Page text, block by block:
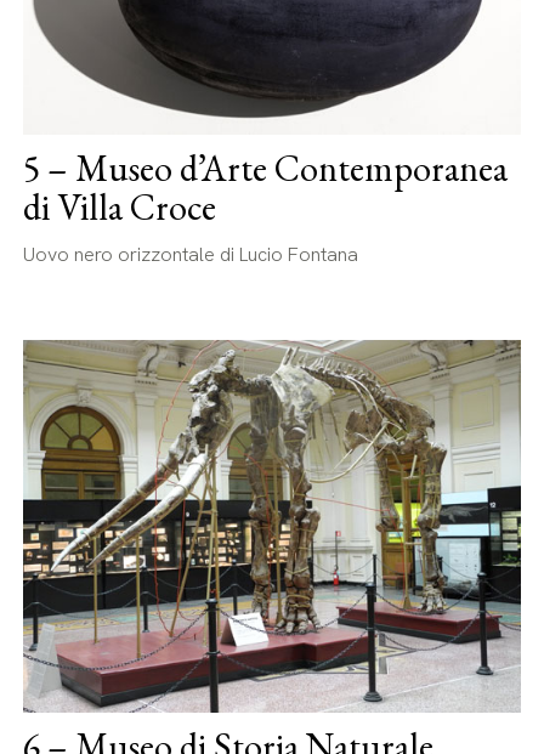
5 – Museo d’Arte Contemporanea
di Villa Croce
Uovo nero orizzontale di Lucio Fontana